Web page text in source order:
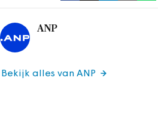
ANP
Bekijk alles van ANP